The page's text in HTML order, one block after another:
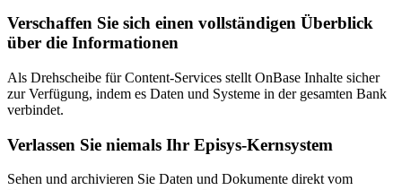
Verschaffen Sie sich einen vollständigen Überblick
über die Informationen
Als Drehscheibe für Content-Services stellt OnBase Inhalte sicher
zur Verfügung, indem es Daten und Systeme in der gesamten Bank
verbindet.
Verlassen Sie niemals Ihr Episys-Kernsystem
Sehen und archivieren Sie Daten und Dokumente direkt vom